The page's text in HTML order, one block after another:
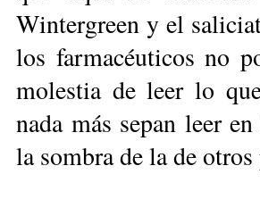
Wintergreen y el
los farmacéuticos no
molestia de leer lo
nada más sepan leer
la sombra de la de otros